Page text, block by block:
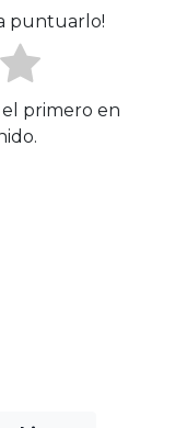
puntuarlo!
el primero en